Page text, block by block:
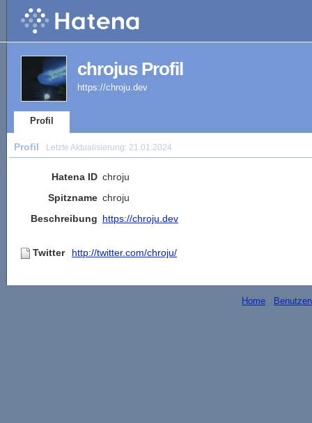
chrojus Profil
https://chroju.dev
Profil
Profil Letzte Aktualisierung: 21.01.2024
Hatena ID chroju
Spitzname chroju
Beschreibung https://chroju.dev
Twitter http://twitter.com/chroju/
Home -